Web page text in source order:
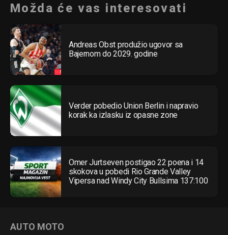
Možda će vas interesovati
Andreas Obst produžio ugovor sa
Bajernom do 2029. godine
Verder pobedio Union Berlin i napravio
korak ka izlasku iz opasne zone
Omer Jurtseven postigao 22 poena i 14
skokova u pobedi Rio Grande Valley
Vipersa nad Windy City Bullsima 137:100
AUTO MOTO